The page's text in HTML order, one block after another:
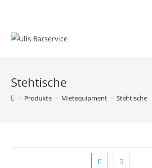
springen
Stehtische
> Produkte > Mietequipment > Stehtische